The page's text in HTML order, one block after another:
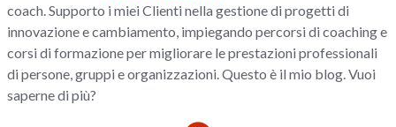
coach. Supporto i miei Clienti nella gestione di progetti di
innovazione e cambiamento, impiegando percorsi di coaching e
corsi di formazione per migliorare le prestazioni professionali
di persone, gruppi e organizzazioni. Questo è il mio blog. Vuoi
saperne di più?